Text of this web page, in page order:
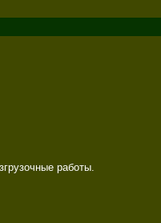
работы.